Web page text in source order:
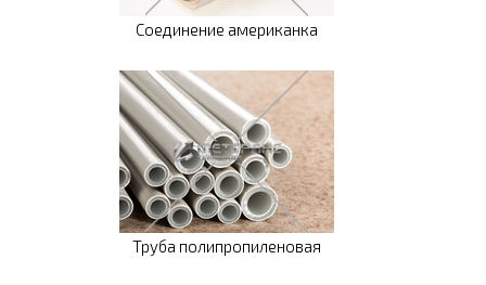
Соединение американка
Труба полипропиленовая